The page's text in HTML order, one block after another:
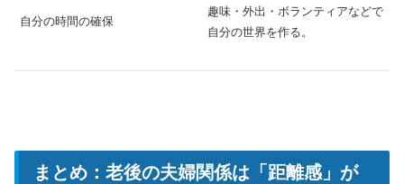
自分の時間の確保
趣味・外出・ボランティアなどで
自分の世界を作る。
まとめ：老後の夫婦関係は「距離感」が